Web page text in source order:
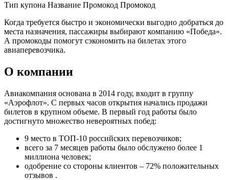
Тип купона Название Промокод Промокод
Когда требуется быстро и экономически выгодно добраться до
места назначения, пассажиры выбирают компанию «Победа».
А промокоды помогут сэкономить на билетах этого
авиаперевозчика.
О компании
Авиакомпания основана в 2014 году, входит в группу
«Аэрофлот». С первых часов открытия начались продажи
билетов в крупном объеме. В первый год работы было
достигнуто множество невероятных побед:
9 место в ТОП-10 российских перевозчиков;
всего за 7 месяцев работы было обслужено более 1
миллиона человек;
одобрение со стороны клиентов – 72% положительных
отзывов .